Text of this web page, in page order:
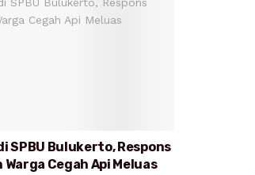
SPBU Bulukerto, Respons
Cegah Api Meluas